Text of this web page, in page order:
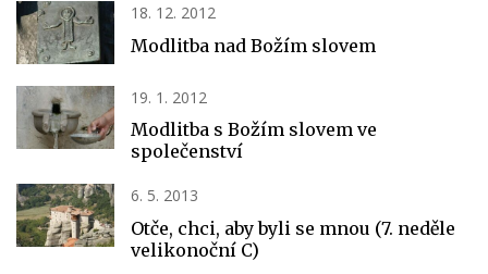
18. 12. 2012
Modlitba nad Božím slovem
19. 1. 2012
Modlitba s Božím slovem ve
společenství
6. 5. 2013
Otče, chci, aby byli se mnou (7. neděle
velikonoční C)